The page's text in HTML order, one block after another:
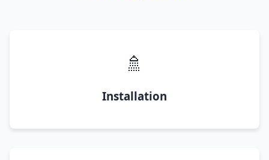
🚿
Installation